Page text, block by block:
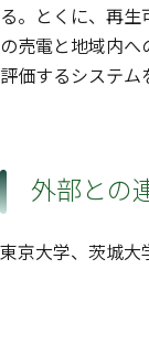
る。とくに、再
の売電と地域内
評価するシステム
外部との
東京大学、茨城大